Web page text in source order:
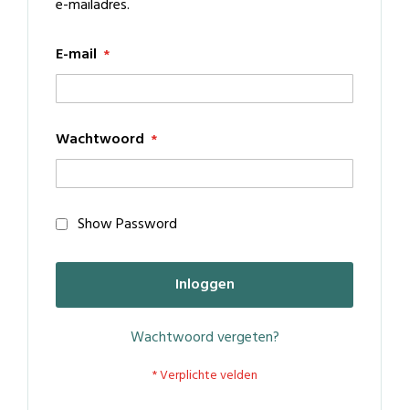
e-mailadres.
E-mail
Wachtwoord
Show Password
Inloggen
Wachtwoord vergeten?